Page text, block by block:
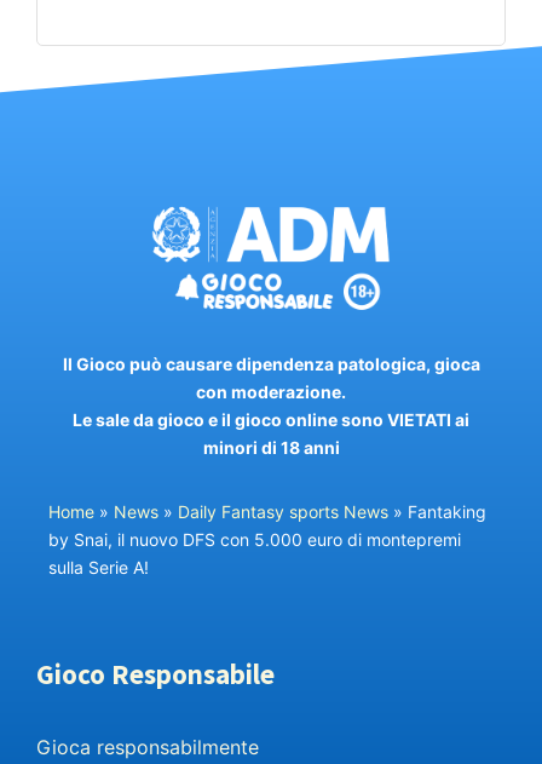
Il Gioco può causare dipendenza patologica, gioca
con moderazione.
Le sale da gioco e il gioco online sono VIETATI ai
minori di 18 anni
Home » News » Daily Fantasy sports News » Fantaking
by Snai, il nuovo DFS con 5.000 euro di montepremi
sulla Serie A!
Gioco Responsabile
Gioca responsabilmente